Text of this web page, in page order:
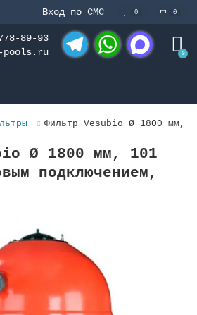
Вход по СМС 0 0
89-93
pools.ru
0
Фильтр Vesubio Ø 1800 мм,
Ø 1800 мм, 101
подключением,